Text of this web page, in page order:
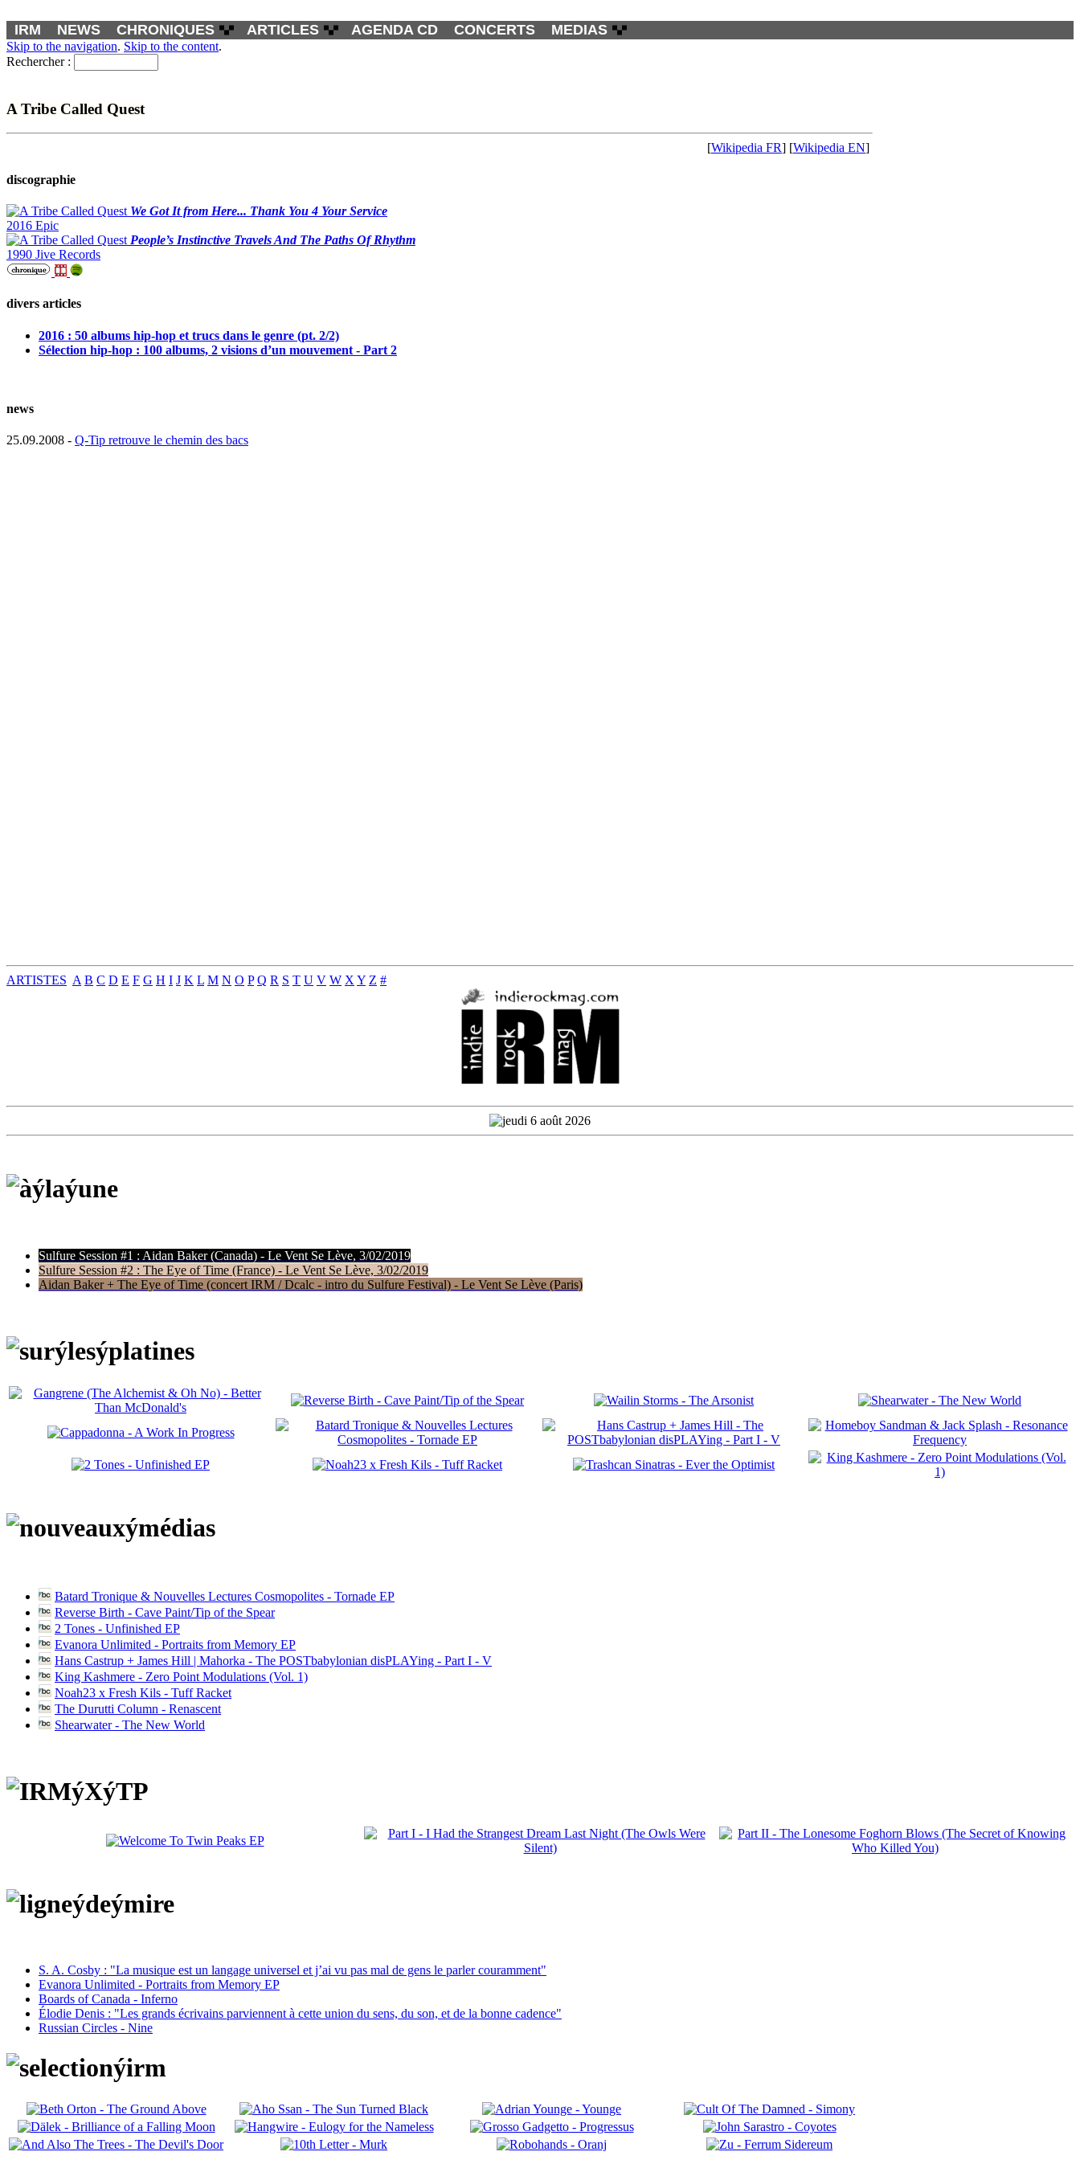
IRM NEWS CHRONIQUES ARTICLES AGENDA CD CONCERTS MEDIAS
Skip to the navigation. Skip to the content.
Rechercher :
A Tribe Called Quest
[Wikipedia FR] [Wikipedia EN]
discographie
We Got It from Here... Thank You 4 Your Service
2016 Epic
People’s Instinctive Travels And The Paths Of Rhythm
1990 Jive Records
divers articles
2016 : 50 albums hip-hop et trucs dans le genre (pt. 2/2)
Sélection hip-hop : 100 albums, 2 visions d’un mouvement - Part 2
news
25.09.2008 - Q-Tip retrouve le chemin des bacs
ARTISTES A B C D E F G H I J K L M N O P Q R S T U V W X Y Z #
Sulfure Session #1 : Aidan Baker (Canada) - Le Vent Se Lève, 3/02/2019
Sulfure Session #2 : The Eye of Time (France) - Le Vent Se Lève, 3/02/2019
Aidan Baker + The Eye of Time (concert IRM / Dcalc - intro du Sulfure Festival) - Le Vent Se Lève (Paris)
Batard Tronique & Nouvelles Lectures Cosmopolites - Tornade EP
Reverse Birth - Cave Paint/Tip of the Spear
2 Tones - Unfinished EP
Evanora Unlimited - Portraits from Memory EP
Hans Castrup + James Hill | Mahorka - The POSTbabylonian disPLAYing - Part I - V
King Kashmere - Zero Point Modulations (Vol. 1)
Noah23 x Fresh Kils - Tuff Racket
The Durutti Column - Renascent
Shearwater - The New World
S. A. Cosby : "La musique est un langage universel et j’ai vu pas mal de gens le parler couramment"
Evanora Unlimited - Portraits from Memory EP
Boards of Canada - Inferno
Élodie Denis : "Les grands écrivains parviennent à cette union du sens, du son, et de la bonne cadence"
Russian Circles - Nine